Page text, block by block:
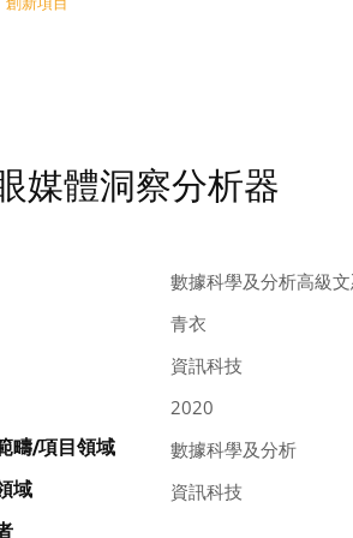
媒體洞察分析器
數據科學及分析高級
青衣
資訊科技
2020
疇/項目領域 數據科學及分析
域 資訊科技